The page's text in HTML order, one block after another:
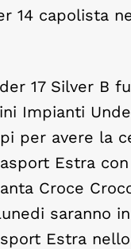
14 capolista
17 Silver B
Impianti
per avere la
Estra
Croce
saranno
Estra